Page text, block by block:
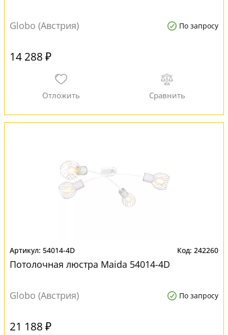
Globo (Австрия) По запросу
14 288 ₽
54014-4D 242260
Потолочная люстра Maida 54014-4D
Globo (Австрия) По запросу
21 188 ₽